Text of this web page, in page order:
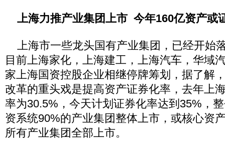
上海力推产业集团上市 今年160亿资产或
上海市一些龙头国有产业集团，已经开始
目前上海家化，上海建工，上海汽车，华域
家上海国资控股企业相继停牌筹划，据了解
改革的重头戏是提高资产证券化率，去年上
率为30.5%，今天计划证券化率达到35%，整
资系统90%的产业集团整体上市，或核心资
所有产业集团全部上市。